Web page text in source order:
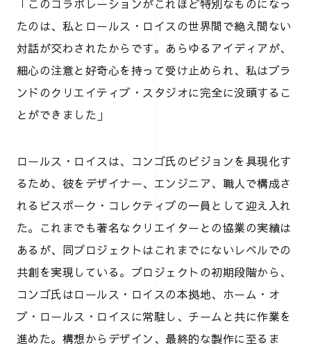
「このコラボレーションがこれほど特別なものになっ
たのは、私とロールス・ロイスの世界間で絶え間ない
対話が交わされたからです。あらゆるアイディアが、
細心の注意と好奇心を持って受け止められ、私はブラ
ンドのクリエイティブ・スタジオに完全に没頭するこ
とができました」
ロールス・ロイスは、コンゴ氏のビジョンを具現化す
るため、彼をデザイナー、エンジニア、職人で構成さ
れるビスポーク・コレクティブの一員として迎え入れ
た。これまでも著名なクリエイターとの協業の実績は
あるが、同プロジェクトはこれまでにないレベルでの
共創を実現している。プロジェクトの初期段階から、
コンゴ氏はロールス・ロイスの本拠地、ホーム・オ
ブ・ロールス・ロイスに常駐し、チームと共に作業を
進めた。構想からデザイン、最終的な製作に至るま